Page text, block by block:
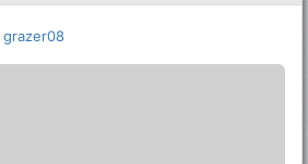
grazer08